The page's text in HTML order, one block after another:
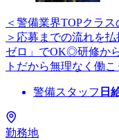
＜警備業界TOPクラ
＞応募までの流れを
ゼロ」でOK◎研修か
トだから無理なく働こ
警備スタッフ 日
勤務地